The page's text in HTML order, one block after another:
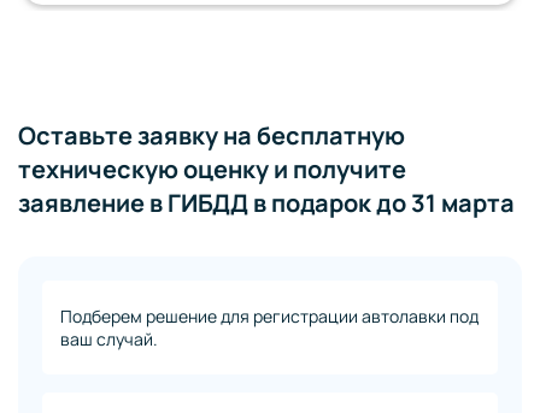
Оставьте заявку на бесплатную
техническую оценку и получите
заявление в ГИБДД в подарок до 31 марта
Подберем решение для регистрации автолавки под
ваш случай.